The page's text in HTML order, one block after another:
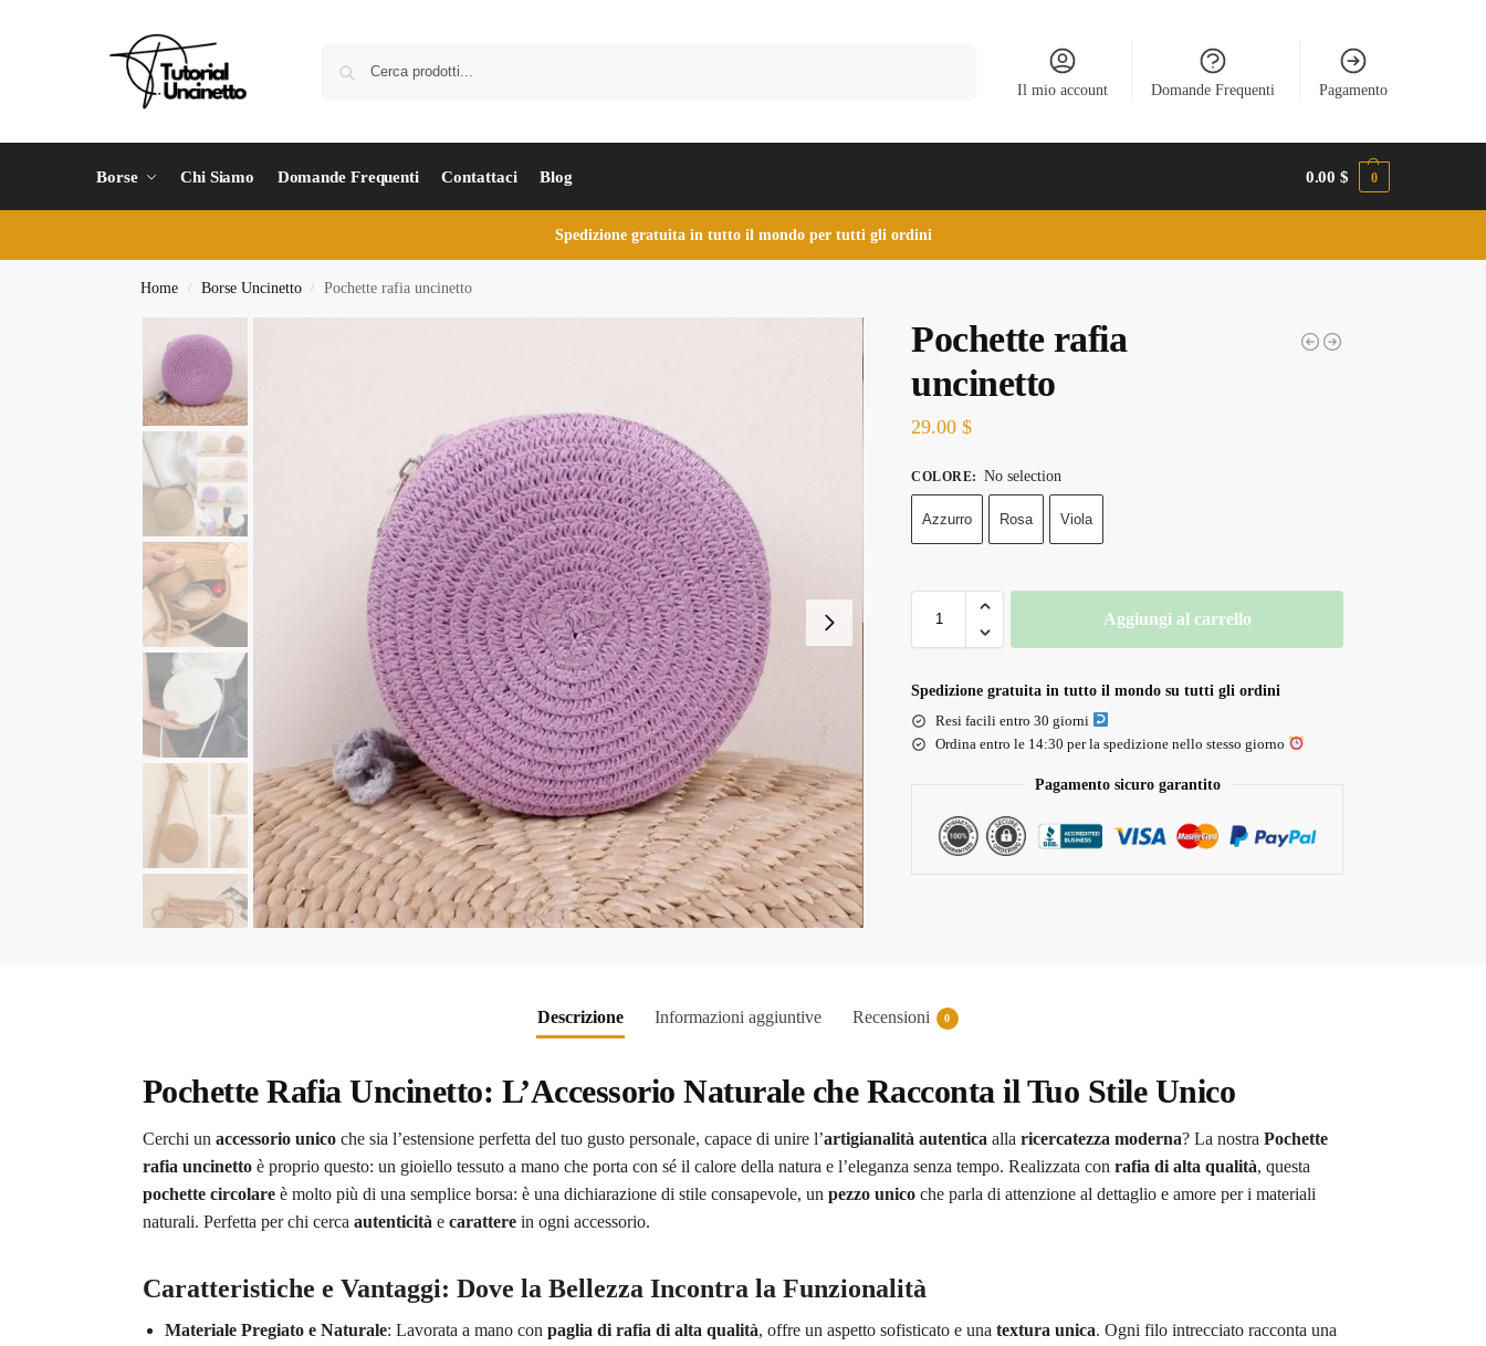
Il mio account Domande Frequenti Pagamento
Borse Chi Siamo Domande Frequenti Contattaci Blog 0.00$ 0
Spedizione gratuita in tutto il mondo per tutti gli ordini
Home / Borse Uncinetto / Pochette rafia uncinetto
Pochette rafia
uncinetto
29.00$
COLORE: No selection
Azzurro Rosa Viola
Aggiungi al carrello
Spedizione gratuita in tutto il mondo su tutti gli ordini
Resi facili entro 30 giorni
Ordina entro le 14:30 per la spedizione nello stesso giorno
Pagamento sicuro garantito
Descrizione Informazioni aggiuntive Recensioni 0
Pochette Rafia Uncinetto: L’Accessorio Naturale che Racconta il Tuo Stile Unico
Cerchi un accessorio unicoche sia l’estensione perfetta del tuo gusto personale, capace di unire l’artigianalità autentica alla ricercatezza moderna? La nostra Pochette
rafia uncinettoè proprio questo: un gioiello tessuto a mano che porta con sé il calore della natura e l’eleganza senza tempo. Realizzata con rafia di alta qualità, questa
pochette circolareè molto più di una semplice borsa: è una dichiarazione di stile consapevole, un pezzo unicoche parla di attenzione al dettaglio e amore per i materiali
naturali. Perfetta per chi cerca autenticità e caratterein ogni accessorio.
Caratteristiche e Vantaggi: Dove la Bellezza Incontra la Funzionalità
Materiale Pregiato e Naturale: Lavorata a mano con paglia di rafia di alta qualità, offre un aspetto sofisticato e una textura unica. Ogni filo intrecciato racconta una